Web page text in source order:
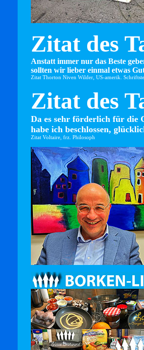
Zitat des
Anstatt immer nur das Beste
sollten wir lieber einmal etwas
Zitat Thorton Niven Wilder, US-amerik.
Zitat des
Da es sehr förderlich für die
habe ich beschlossen,
Zitat Voltaire, frz. Philosoph